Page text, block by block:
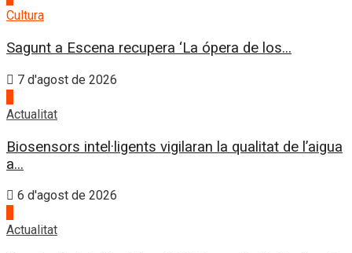
Cultura
Sagunt a Escena recupera ‘La ópera de los...
7 d'agost de 2026
Actualitat
Biosensors intel·ligents vigilaran la qualitat de l’aigua
a...
6 d'agost de 2026
Actualitat